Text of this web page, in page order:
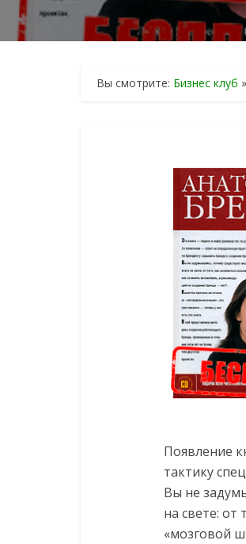
Вы смотрите: Бизнес клуб »
Появление
тактику
Вы не
на свете: от
«мозговой